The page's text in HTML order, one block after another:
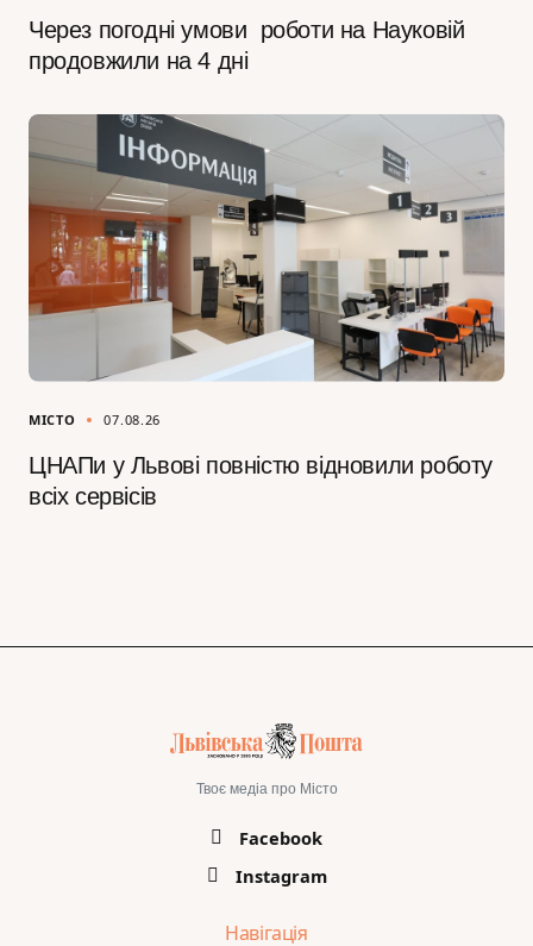
Через погодні умови роботи на Науковій
продовжили на 4 дні
МІСТО 07.08.26
ЦНАПи у Львові повністю відновили роботу
всіх сервісів
Твоє медіа про Місто
Facebook
Instagram
Навігація